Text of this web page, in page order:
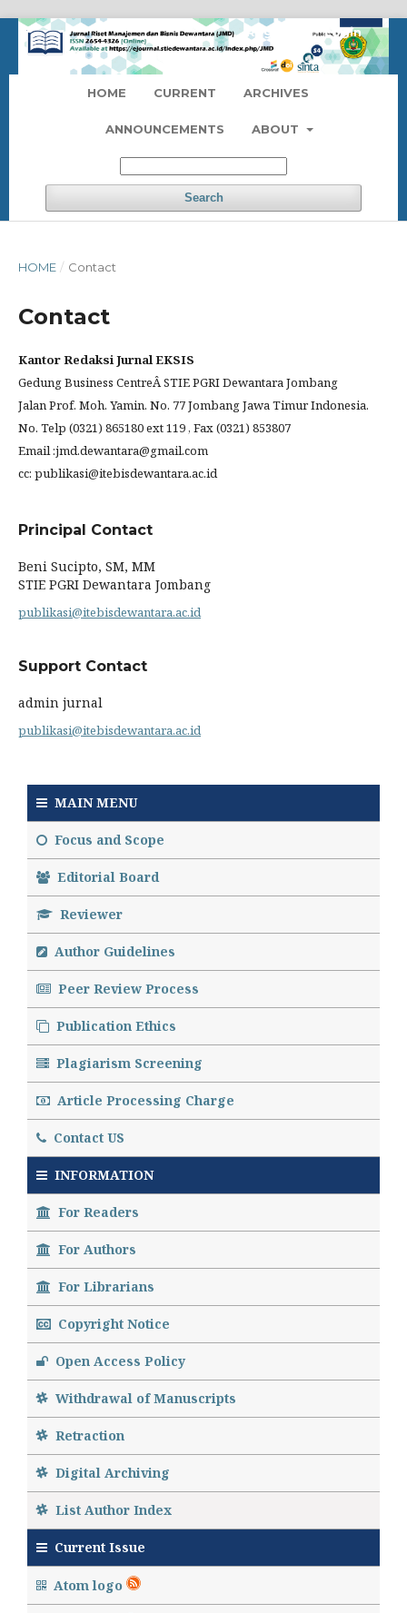
HOME CURRENT ARCHIVES
ANNOUNCEMENTS ABOUT
Search
Register Login
HOME / Contact
Contact
Kantor Redaksi Jurnal EKSIS
Gedung Business CentreÂ STIE PGRI Dewantara Jombang
Jalan Prof. Moh. Yamin. No. 77 Jombang Jawa Timur Indonesia.
No. Telp (0321) 865180 ext 119 , Fax (0321) 853807
Email :jmd.dewantara@gmail.com
cc: publikasi@itebisdewantara.ac.id
Principal Contact
Beni Sucipto, SM, MM
STIE PGRI Dewantara Jombang
publikasi@itebisdewantara.ac.id
Support Contact
admin jurnal
publikasi@itebisdewantara.ac.id
MAIN MENU
Focus and Scope
Editorial Board
Reviewer
Author Guidelines
Peer Review Process
Publication Ethics
Plagiarism Screening
Article Processing Charge
Contact US
INFORMATION
For Readers
For Authors
For Librarians
Copyright Notice
Open Access Policy
Withdrawal of Manuscripts
Retraction
Digital Archiving
List Author Index
Current Issue
Atom logo